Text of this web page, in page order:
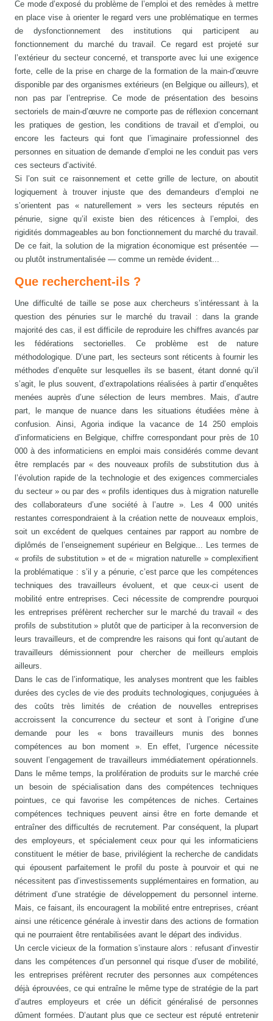
Ce mode d’exposé du problème de l’emploi et des remèdes à mettre
en place vise à orienter le regard vers une problématique en termes
de dysfonctionnement des institutions qui participent au
fonctionnement du marché du travail. Ce regard est projeté sur
l’extérieur du secteur concerné, et transporte avec lui une exigence
forte, celle de la prise en charge de la formation de la main-d’œuvre
disponible par des organismes extérieurs (en Belgique ou ailleurs), et
non pas par l’entreprise. Ce mode de présentation des besoins
sectoriels de main-d’œuvre ne comporte pas de réflexion concernant
les pratiques de gestion, les conditions de travail et d’emploi, ou
encore les facteurs qui font que l’imaginaire professionnel des
personnes en situation de demande d’emploi ne les conduit pas vers
ces secteurs d’activité.
Si l’on suit ce raisonnement et cette grille de lecture, on aboutit
logiquement à trouver injuste que des demandeurs d’emploi ne
s’orientent pas « naturellement » vers les secteurs réputés en
pénurie, signe qu’il existe bien des réticences à l’emploi, des
rigidités dommageables au bon fonctionnement du marché du travail.
De ce fait, la solution de la migration économique est présentée —
ou plutôt instrumentalisée — comme un remède évident...
Que recherchent-ils ?
Une difficulté de taille se pose aux chercheurs s’intéressant à la
question des pénuries sur le marché du travail : dans la grande
majorité des cas, il est difficile de reproduire les chiffres avancés par
les fédérations sectorielles. Ce problème est de nature
méthodologique. D’une part, les secteurs sont réticents à fournir les
méthodes d’enquête sur lesquelles ils se basent, étant donné qu’il
s’agit, le plus souvent, d’extrapolations réalisées à partir d’enquêtes
menées auprès d’une sélection de leurs membres. Mais, d’autre
part, le manque de nuance dans les situations étudiées mène à
confusion. Ainsi, Agoria indique la vacance de 14 250 emplois
d’informaticiens en Belgique, chiffre correspondant pour près de 10
000 à des informaticiens en emploi mais considérés comme devant
être remplacés par « des nouveaux profils de substitution dus à
l’évolution rapide de la technologie et des exigences commerciales
du secteur » ou par des « profils identiques dus à migration naturelle
des collaborateurs d’une société à l’autre ». Les 4 000 unités
restantes correspondraient à la création nette de nouveaux emplois,
soit un excédent de quelques centaines par rapport au nombre de
diplômés de l’enseignement supérieur en Belgique... Les termes de
« profils de substitution » et de « migration naturelle » complexifient
la problématique : s’il y a pénurie, c’est parce que les compétences
techniques des travailleurs évoluent, et que ceux-ci usent de
mobilité entre entreprises. Ceci nécessite de comprendre pourquoi
les entreprises préfèrent rechercher sur le marché du travail « des
profils de substitution » plutôt que de participer à la reconversion de
leurs travailleurs, et de comprendre les raisons qui font qu’autant de
travailleurs démissionnent pour chercher de meilleurs emplois
ailleurs.
Dans le cas de l’informatique, les analyses montrent que les faibles
durées des cycles de vie des produits technologiques, conjuguées à
des coûts très limités de création de nouvelles entreprises
accroissent la concurrence du secteur et sont à l’origine d’une
demande pour les « bons travailleurs munis des bonnes
compétences au bon moment ». En effet, l’urgence nécessite
souvent l’engagement de travailleurs immédiatement opérationnels.
Dans le même temps, la prolifération de produits sur le marché crée
un besoin de spécialisation dans des compétences techniques
pointues, ce qui favorise les compétences de niches. Certaines
compétences techniques peuvent ainsi être en forte demande et
entraîner des difficultés de recrutement. Par conséquent, la plupart
des employeurs, et spécialement ceux pour qui les informaticiens
constituent le métier de base, privilégient la recherche de candidats
qui épousent parfaitement le profil du poste à pourvoir et qui ne
nécessitent pas d’investissements supplémentaires en formation, au
détriment d’une stratégie de développement du personnel interne.
Mais, ce faisant, ils encouragent la mobilité entre entreprises, créant
ainsi une réticence générale à investir dans des actions de formation
qui ne pourraient être rentabilisées avant le départ des individus.
Un cercle vicieux de la formation s’instaure alors : refusant d’investir
dans les compétences d’un personnel qui risque d’user de mobilité,
les entreprises préfèrent recruter des personnes aux compétences
déjà éprouvées, ce qui entraîne le même type de stratégie de la part
d’autres employeurs et crée un déficit généralisé de personnes
dûment formées. D’autant plus que ce secteur est réputé entretenir